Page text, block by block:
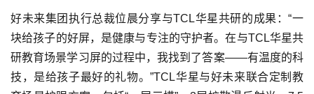
好未来集团执行总裁位晨分享与TCL华星共研的成果：“一
块给孩子的好屏，是健康与专注的守护者。在与TCL华星共
研教育场景学习屏的过程中，我找到了答案——有温度的科
技，是给孩子最好的礼物。”TCL华星与好未来联合定制教